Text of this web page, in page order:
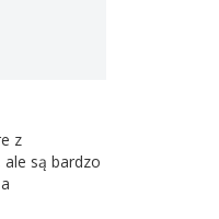
z
są bardzo